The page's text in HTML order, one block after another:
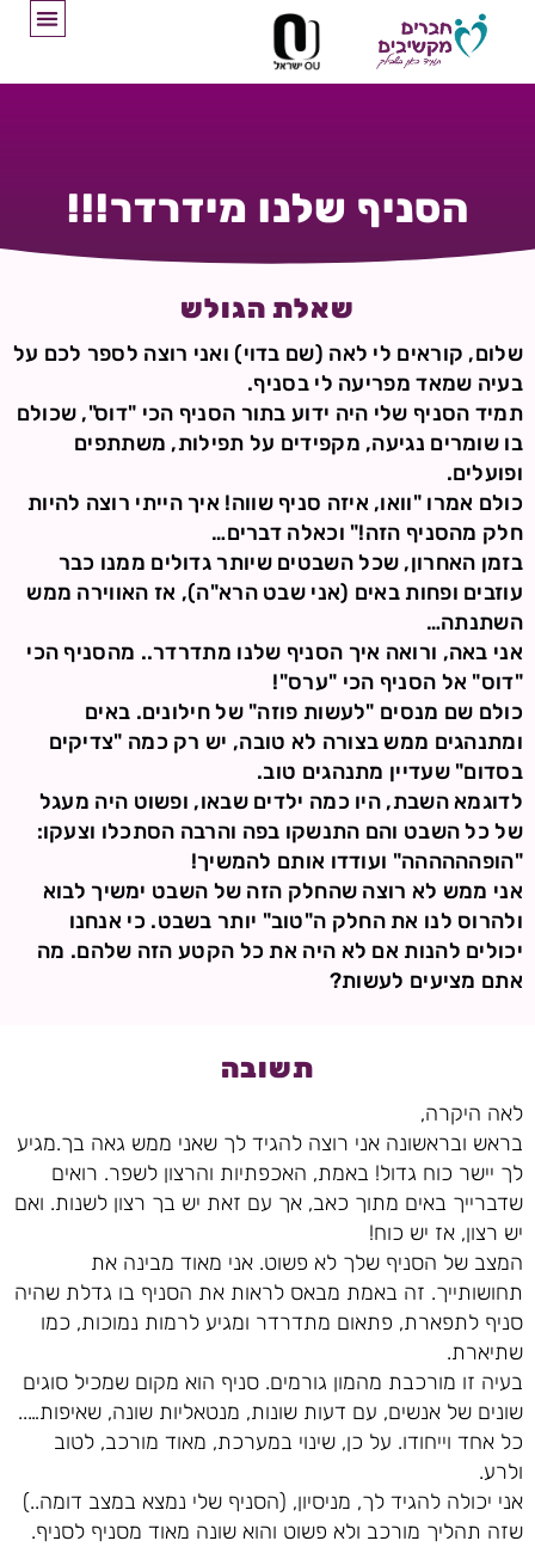
הסניף שלנו מידרדר!!!
שאלת הגולש
שלום, קוראים לי לאה (שם בדוי) ואני רוצה לספר לכם על
בעיה שמאד מפריעה לי בסניף.
תמיד הסניף שלי היה ידוע בתור הסניף הכי "דוס", שכולם
בו שומרים נגיעה, מקפידים על תפילות, משתתפים
ופועלים.
כולם אמרו "וואו, איזה סניף שווה! איך הייתי רוצה להיות
חלק מהסניף הזה!" וכאלה דברים…
בזמן האחרון, שכל השבטים שיותר גדולים ממנו כבר
עוזבים ופחות באים (אני שבט הרא"ה), אז האווירה ממש
השתנתה…
אני באה, ורואה איך הסניף שלנו מתדרדר.. מהסניף הכי
"דוס" אל הסניף הכי "ערס"!
כולם שם מנסים "לעשות פוזה" של חילונים. באים
ומתנהגים ממש בצורה לא טובה, יש רק כמה "צדיקים
בסדום" שעדיין מתנהגים טוב.
לדוגמא השבת, היו כמה ילדים שבאו, ופשוט היה מעגל
של כל השבט והם התנשקו בפה והרבה הסתכלו וצעקו:
"הופהההההה" ועודדו אותם להמשיך!
אני ממש לא רוצה שהחלק הזה של השבט ימשיך לבוא
ולהרוס לנו את החלק ה"טוב" יותר בשבט. כי אנחנו
יכולים להנות אם לא היה את כל הקטע הזה שלהם. מה
אתם מציעים לעשות?
תשובה
לאה היקרה,
בראש ובראשונה אני רוצה להגיד לך שאני ממש גאה בך.מגיע
לך יישר כוח גדול! באמת, האכפתיות והרצון לשפר. רואים
שדברייך באים מתוך כאב, אך עם זאת יש בך רצון לשנות. ואם
יש רצון, אז יש כוח!
המצב של הסניף שלך לא פשוט. אני מאוד מבינה את
תחושותייך. זה באמת מבאס לראות את הסניף בו גדלת שהיה
סניף לתפארת, פתאום מתדרדר ומגיע לרמות נמוכות, כמו
שתיארת.
בעיה זו מורכבת מהמון גורמים. סניף הוא מקום שמכיל סוגים
שונים של אנשים, עם דעות שונות, מנטאליות שונה, שאיפות…..
כל אחד וייחודו. על כן, שינוי במערכת, מאוד מורכב, לטוב
ולרע.
אני יכולה להגיד לך, מניסיון, (הסניף שלי נמצא במצב דומה..)
שזה תהליך מורכב ולא פשוט והוא שונה מאוד מסניף לסניף.